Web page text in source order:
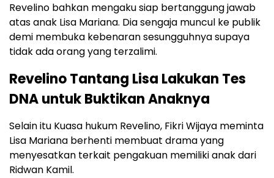
Revelino bahkan mengaku siap bertanggung jawab
atas anak Lisa Mariana. Dia sengaja muncul ke publik
demi membuka kebenaran sesungguhnya supaya
tidak ada orang yang terzalimi.
Revelino Tantang Lisa Lakukan Tes
DNA untuk Buktikan Anaknya
Selain itu Kuasa hukum Revelino, Fikri Wijaya meminta
Lisa Mariana berhenti membuat drama yang
menyesatkan terkait pengakuan memiliki anak dari
Ridwan Kamil.